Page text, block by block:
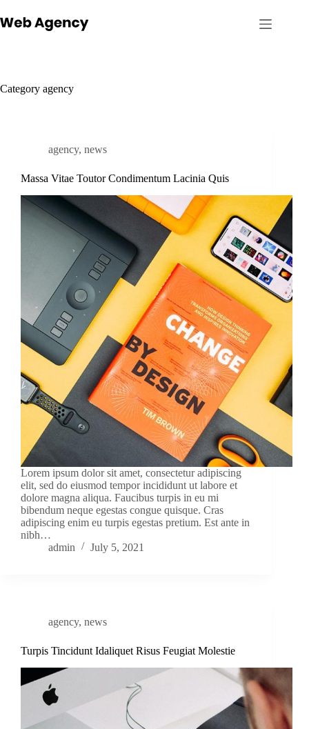
to
content
Category agency
agency, news
Massa Vitae Toutor Condimentum Lacinia Quis
Lorem ipsum dolor sit amet, consectetur adipiscing
elit, sed do eiusmod tempor incididunt ut labore et
dolore magna aliqua. Faucibus turpis in eu mi
bibendum neque egestas congue quisque. Cras
adipiscing enim eu turpis egestas pretium. Est ante in
nibh…
admin
July 5, 2021
agency, news
Turpis Tincidunt Idaliquet Risus Feugiat Molestie